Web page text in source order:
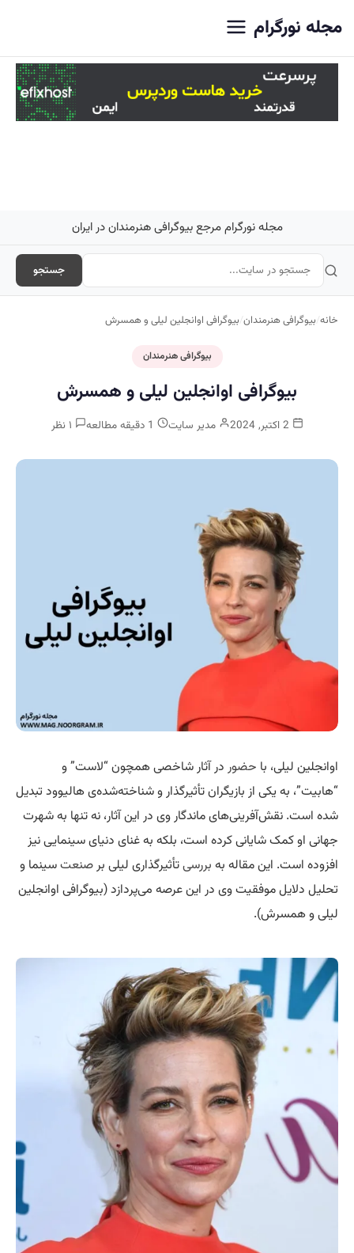
مجله نورگرام
مجله نورگرام مرجع بیوگرافی هنرمندان در ایران
جستجو
خانه/بیوگرافی هنرمندان/بیوگرافی اوانجلین لیلی و همسرش
بیوگرافی هنرمندان
بیوگرافی اوانجلین لیلی و همسرش
مدیر سایت
اوانجلین لیلی، با حضور در آثار شاخصی همچون “لاست” و
“هابیت”، به یکی از بازیگران تأثیرگذار و شناخته‌شده‌ی هالیوود تبدیل
شده است. نقش‌آفرینی‌های ماندگار وی در این آثار، نه تنها به شهرت
جهانی او کمک شایانی کرده است، بلکه به غنای دنیای سینمایی نیز
افزوده است. این مقاله به بررسیتأثیرگذاری لیلی بر صنعتسینما و
تحلیل دلایل موفقیت وی در این عرصه می‌پردازد (بیوگرافی اوانجلین
لیلی و همسرش).